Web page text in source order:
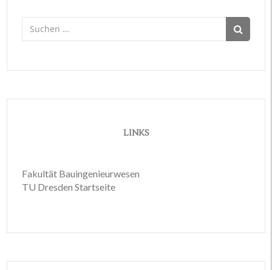
Suchen
nach:
LINKS
Fakultät Bauingenieurwesen
TU Dresden Startseite